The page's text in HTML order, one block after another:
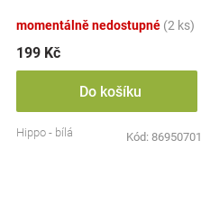
momentálně nedostupné (2 ks)
199 Kč
Do košíku
Hippo - bílá Kód: 86950701